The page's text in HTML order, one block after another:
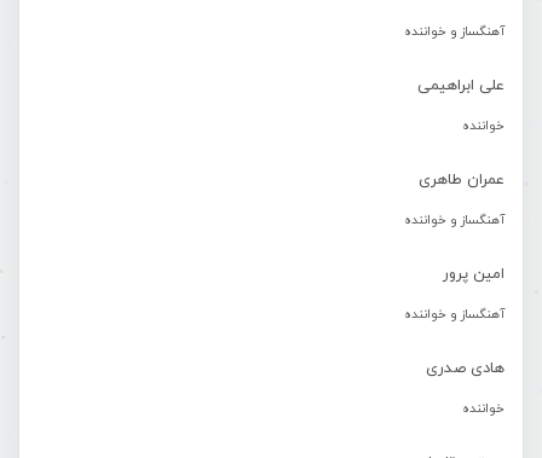
آهنگساز و خواننده
علی ابراهیمی
خواننده
عمران طاهری
آهنگساز و خواننده
امین پرور
آهنگساز و خواننده
هادی صدری
خواننده